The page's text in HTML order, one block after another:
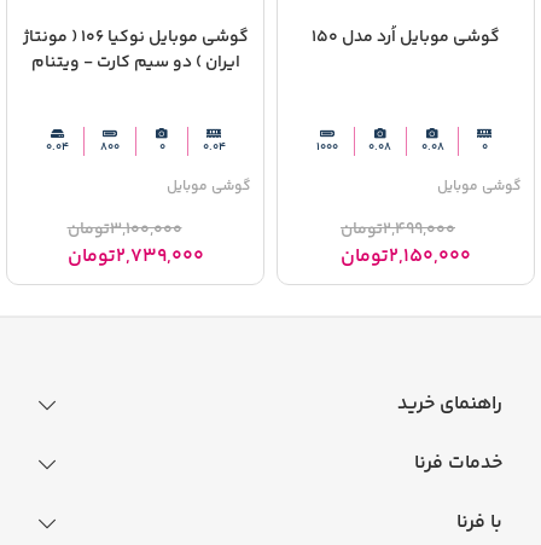
گوشی موبایل اُرد مدل 150
0
0.08
0.08
1000
گوشی موبایل
2,499,000تومان
2,150,000تومان
گوشی موبایل نوکیا 106 ( مونتاژ
ایران ) دو سیم‌ کارت - ویتنام
0.04
0
800
0.04
گوشی موبایل
3,100,000تومان
2,739,000تومان
راهنمای خرید
راهنمای خرید اقساطی
خدمات فرنا
با فرنا